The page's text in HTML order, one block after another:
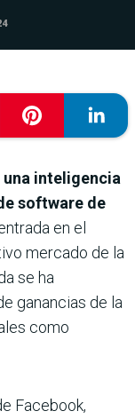
una inteligencia
software de
en el
mercado de la
se ha
ganancias de la
como
Facebook,